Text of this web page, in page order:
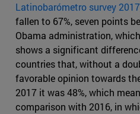
Latinobarómetro survey 2017
fallen to 67%, seven points
Obama administration,
shows a significant
countries that, without a
favorable opinion towards
2017 it was 48%, which
comparison with 2016, in